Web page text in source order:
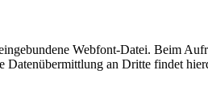
Webfont-Datei. Beim
Datenübermittlung an Dritte findet